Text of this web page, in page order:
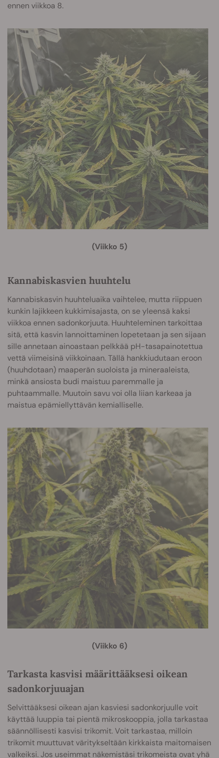
ennen viikkoa 8.
(Viikko 5)
Kannabiskasvien huuhtelu
Kannabiskasvin huuhteluaika vaihtelee, mutta riippuen
kunkin lajikkeen kukkimisajasta, on se yleensä kaksi
viikkoa ennen sadonkorjuuta. Huuhteleminen tarkoittaa
sitä, että kasvin lannoittaminen lopetetaan ja sen sijaan
sille annetaan ainoastaan pelkkää pH-tasapainotettua
vettä viimeisinä viikkoinaan. Tällä hankkiudutaan eroon
(huuhdotaan) maaperän suoloista ja mineraaleista,
minkä ansiosta budi maistuu paremmalle ja
puhtaammalle. Muutoin savu voi olla liian karkeaa ja
maistua epämiellyttävän kemialliselle.
(Viikko 6)
Tarkasta kasvisi määrittääksesi oikean
sadonkorjuuajan
Selvittääksesi oikean ajan kasviesi sadonkorjuulle voit
käyttää luuppia tai pientä mikroskooppia, jolla tarkastaa
säännöllisesti kasvisi trikomit. Voit tarkastaa, milloin
trikomit muuttuvat väritykseltään kirkkaista maitomaisen
valkeiksi. Jos useimmat näkemistäsi trikomeista ovat yhä